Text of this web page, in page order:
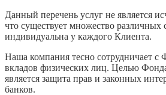
Данный перечень услуг не является
что существует множество различных
индивидуальна у каждого Клиента.
Наша компания тесно сотрудничает с
вкладов физических лиц. Целью
является защита прав и законных
банков.